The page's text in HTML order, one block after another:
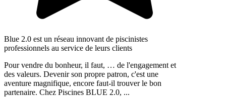
Blue 2.0 est un réseau innovant de piscinistes
professionnels au service de leurs clients
Pour vendre du bonheur, il faut, … de l'engagement et
des valeurs. Devenir son propre patron, c'est une
aventure magnifique, encore faut-il trouver le bon
partenaire. Chez Piscines BLUE 2.0, ...